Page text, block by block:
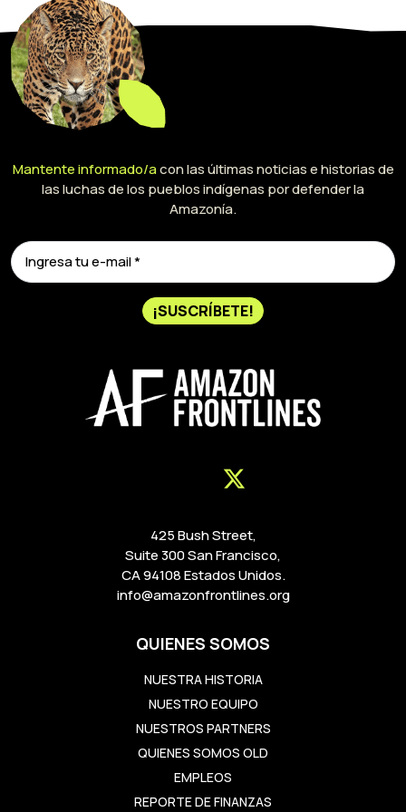
Mantente informado/acon las últimas noticias e historias de
las luchas de los pueblos indígenas por defender la
Amazonía.
¡SUSCRÍBETE!
425 Bush Street,
Suite 300 San Francisco,
CA 94108 Estados Unidos.
info@amazonfrontlines.org
QUIENES SOMOS
NUESTRA HISTORIA
NUESTRO EQUIPO
NUESTROS PARTNERS
QUIENES SOMOS OLD
EMPLEOS
REPORTE DE FINANZAS